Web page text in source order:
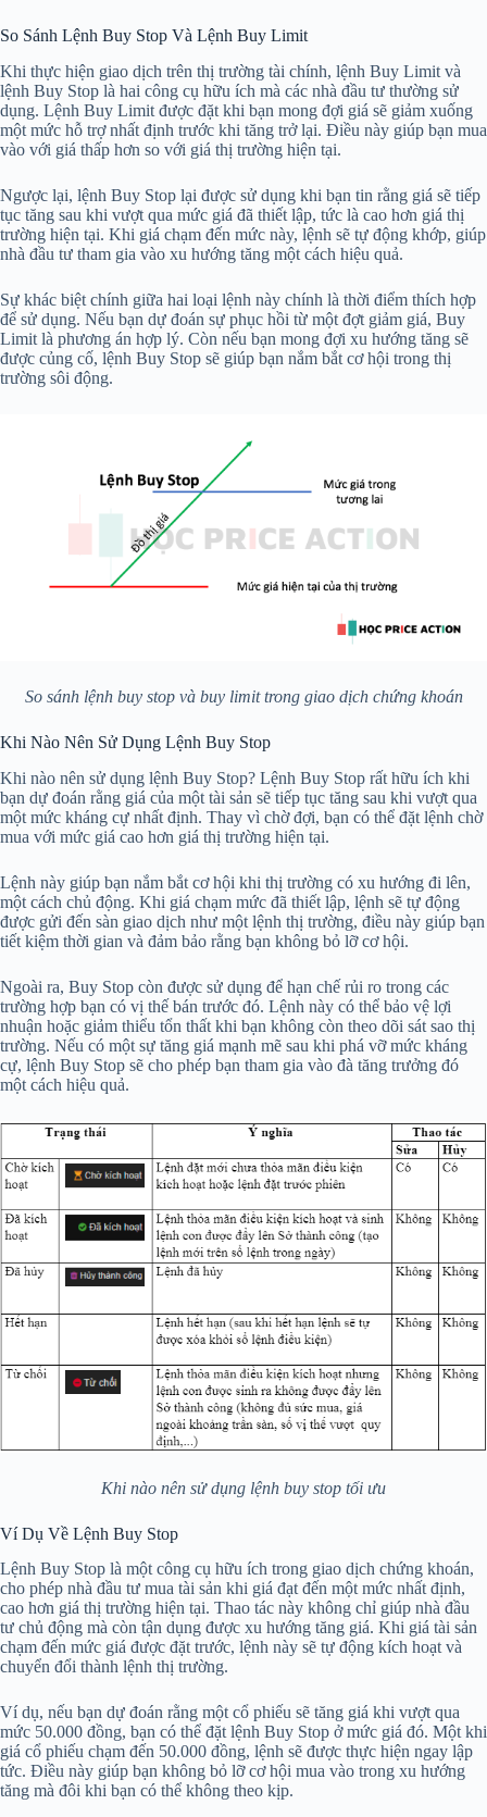
So Sánh Lệnh Buy Stop Và Lệnh Buy Limit
Khi thực hiện giao dịch trên thị trường tài chính, lệnh Buy Limit và
lệnh Buy Stop là hai công cụ hữu ích mà các nhà đầu tư thường sử
dụng. Lệnh Buy Limit được đặt khi bạn mong đợi giá sẽ giảm xuống
một mức hỗ trợ nhất định trước khi tăng trở lại. Điều này giúp bạn mua
vào với giá thấp hơn so với giá thị trường hiện tại.
Ngược lại, lệnh Buy Stop lại được sử dụng khi bạn tin rằng giá sẽ tiếp
tục tăng sau khi vượt qua mức giá đã thiết lập, tức là cao hơn giá thị
trường hiện tại. Khi giá chạm đến mức này, lệnh sẽ tự động khớp, giúp
nhà đầu tư tham gia vào xu hướng tăng một cách hiệu quả.
Sự khác biệt chính giữa hai loại lệnh này chính là thời điểm thích hợp
để sử dụng. Nếu bạn dự đoán sự phục hồi từ một đợt giảm giá, Buy
Limit là phương án hợp lý. Còn nếu bạn mong đợi xu hướng tăng sẽ
được củng cố, lệnh Buy Stop sẽ giúp bạn nắm bắt cơ hội trong thị
trường sôi động.
So sánh lệnh buy stop và buy limit trong giao dịch chứng khoán
Khi Nào Nên Sử Dụng Lệnh Buy Stop
Khi nào nên sử dụng lệnh Buy Stop? Lệnh Buy Stop rất hữu ích khi
bạn dự đoán rằng giá của một tài sản sẽ tiếp tục tăng sau khi vượt qua
một mức kháng cự nhất định. Thay vì chờ đợi, bạn có thể đặt lệnh chờ
mua với mức giá cao hơn giá thị trường hiện tại.
Lệnh này giúp bạn nắm bắt cơ hội khi thị trường có xu hướng đi lên,
một cách chủ động. Khi giá chạm mức đã thiết lập, lệnh sẽ tự động
được gửi đến sàn giao dịch như một lệnh thị trường, điều này giúp bạn
tiết kiệm thời gian và đảm bảo rằng bạn không bỏ lỡ cơ hội.
Ngoài ra, Buy Stop còn được sử dụng để hạn chế rủi ro trong các
trường hợp bạn có vị thế bán trước đó. Lệnh này có thể bảo vệ lợi
nhuận hoặc giảm thiểu tổn thất khi bạn không còn theo dõi sát sao thị
trường. Nếu có một sự tăng giá mạnh mẽ sau khi phá vỡ mức kháng
cự, lệnh Buy Stop sẽ cho phép bạn tham gia vào đà tăng trưởng đó
một cách hiệu quả.
Khi nào nên sử dụng lệnh buy stop tối ưu
Ví Dụ Về Lệnh Buy Stop
Lệnh Buy Stop là một công cụ hữu ích trong giao dịch chứng khoán,
cho phép nhà đầu tư mua tài sản khi giá đạt đến một mức nhất định,
cao hơn giá thị trường hiện tại. Thao tác này không chỉ giúp nhà đầu
tư chủ động mà còn tận dụng được xu hướng tăng giá. Khi giá tài sản
chạm đến mức giá được đặt trước, lệnh này sẽ tự động kích hoạt và
chuyển đổi thành lệnh thị trường.
Ví dụ, nếu bạn dự đoán rằng một cổ phiếu sẽ tăng giá khi vượt qua
mức 50.000 đồng, bạn có thể đặt lệnh Buy Stop ở mức giá đó. Một khi
giá cổ phiếu chạm đến 50.000 đồng, lệnh sẽ được thực hiện ngay lập
tức. Điều này giúp bạn không bỏ lỡ cơ hội mua vào trong xu hướng
tăng mà đôi khi bạn có thể không theo kịp.